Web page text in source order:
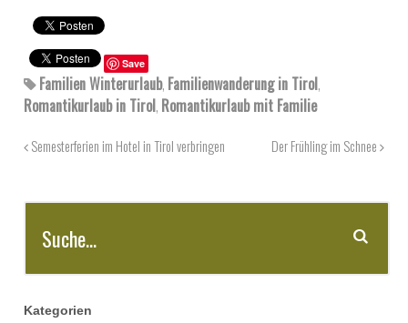
Save
Familien Winterurlaub, Familienwanderung in Tirol,
Romantikurlaub in Tirol, Romantikurlaub mit Familie
Semesterferien im Hotel in Tirol verbringen Der Frühling im Schnee
Kategorien